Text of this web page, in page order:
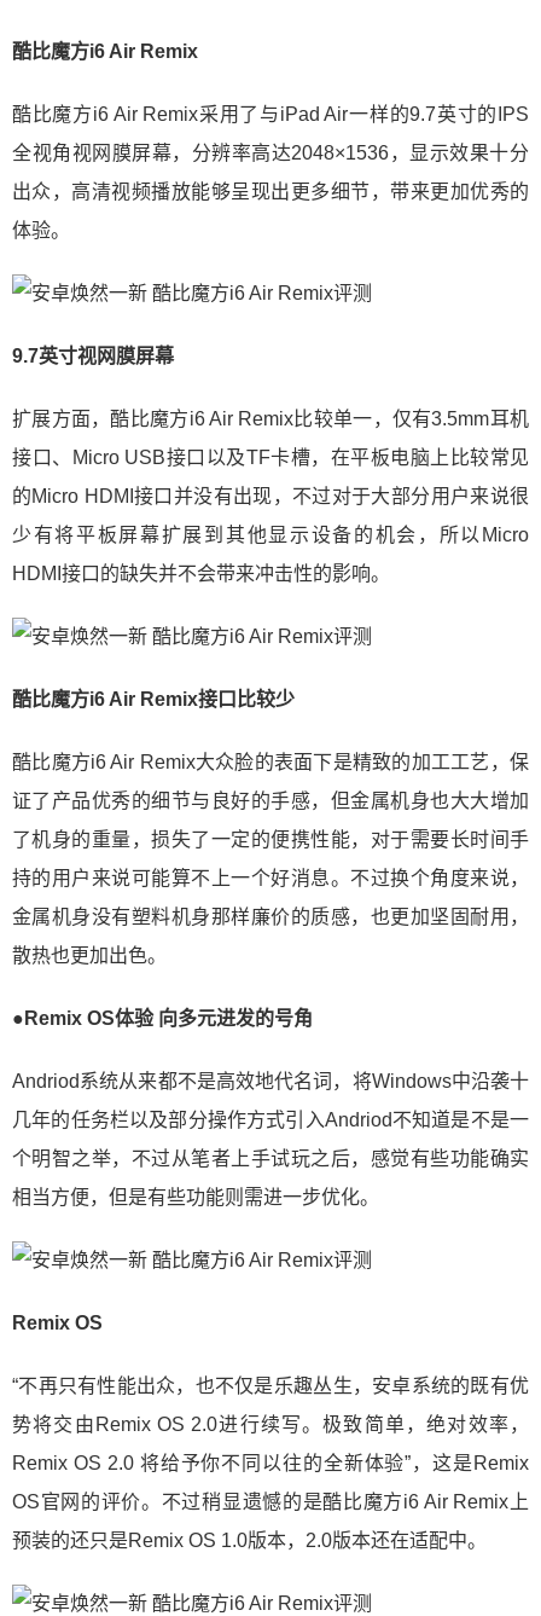
酷比魔方i6 Air Remix
酷比魔方i6 Air Remix采用了与iPad Air一样的9.7英寸的IPS
全视角视网膜屏幕，分辨率高达2048×1536，显示效果十分
出众，高清视频播放能够呈现出更多细节，带来更加优秀的
体验。
9.7英寸视网膜屏幕
扩展方面，酷比魔方i6 Air Remix比较单一，仅有3.5mm耳机
接口、Micro USB接口以及TF卡槽，在平板电脑上比较常见
的Micro HDMI接口并没有出现，不过对于大部分用户来说很
少有将平板屏幕扩展到其他显示设备的机会，所以Micro
HDMI接口的缺失并不会带来冲击性的影响。
酷比魔方i6 Air Remix接口比较少
酷比魔方i6 Air Remix大众脸的表面下是精致的加工工艺，保
证了产品优秀的细节与良好的手感，但金属机身也大大增加
了机身的重量，损失了一定的便携性能，对于需要长时间手
持的用户来说可能算不上一个好消息。不过换个角度来说，
金属机身没有塑料机身那样廉价的质感，也更加坚固耐用，
散热也更加出色。
●Remix OS体验 向多元进发的号角
Andriod系统从来都不是高效地代名词，将Windows中沿袭十
几年的任务栏以及部分操作方式引入Andriod不知道是不是一
个明智之举，不过从笔者上手试玩之后，感觉有些功能确实
相当方便，但是有些功能则需进一步优化。
Remix OS
“不再只有性能出众，也不仅是乐趣丛生，安卓系统的既有优
势将交由Remix OS 2.0进行续写。极致简单，绝对效率，
Remix OS 2.0 将给予你不同以往的全新体验”，这是Remix
OS官网的评价。不过稍显遗憾的是酷比魔方i6 Air Remix上
预装的还只是Remix OS 1.0版本，2.0版本还在适配中。